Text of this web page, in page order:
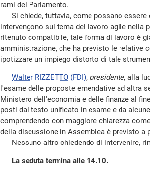
rami del Parlamento.
Si chiede, tuttavia, come possano essere
intervengono sul tema del lavoro agile nella
ritenuto compatibile, tale forma di lavoro è
amministrazione, che ha previsto le relative
ipotizzare un impiego distorto di tale
Walter RIZZETTO (FDI), presidente, alla
l'esame delle proposte emendative ad altra
Ministero dell'economia e delle finanze al
posti dal testo unificato in esame e da
comprendendo con maggiore chiarezza
della discussione in Assemblea è previsto a
Nessuno altro chiedendo di intervenire,
La seduta termina alle 14.10.